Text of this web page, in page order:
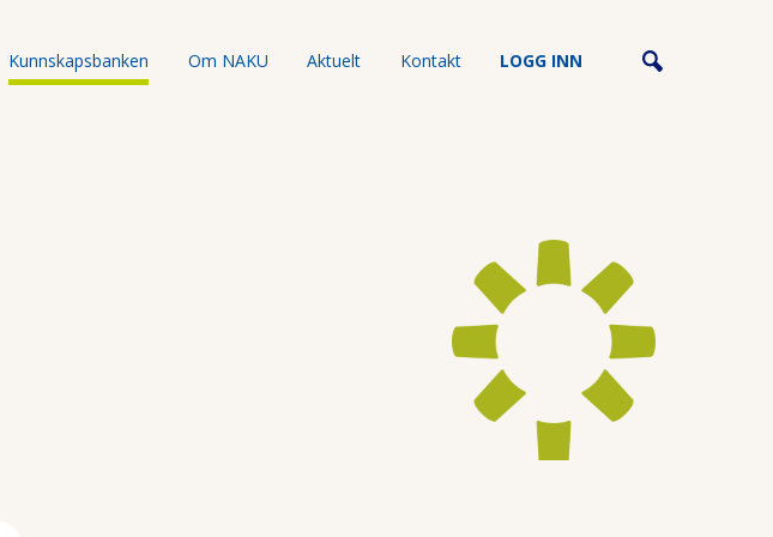
Kunnskapsbanken Om NAKU Aktuelt Kontakt LOGG INN